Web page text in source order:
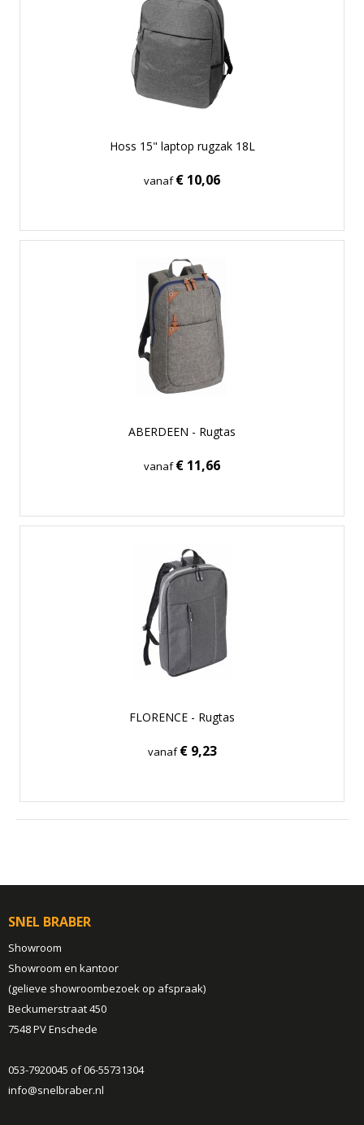
Hoss 15" laptop rugzak 18L
vanaf€ 10,06
ABERDEEN - Rugtas
vanaf€ 11,66
FLORENCE - Rugtas
vanaf€ 9,23
SNEL BRABER
Showroom
Showroom en kantoor
(gelieve showroombezoek op afspraak)
Beckumerstraat 450
7548 PV Enschede
053-7920045 of 06-55731304
info@snelbraber.nl